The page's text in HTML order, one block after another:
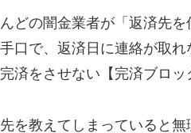
どの闇金業者が「返済先
口で、返済日に連絡が取
済をさせない【完済ブロッ
を教えてしまっていると